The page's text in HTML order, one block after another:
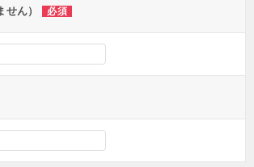
せん） 必須